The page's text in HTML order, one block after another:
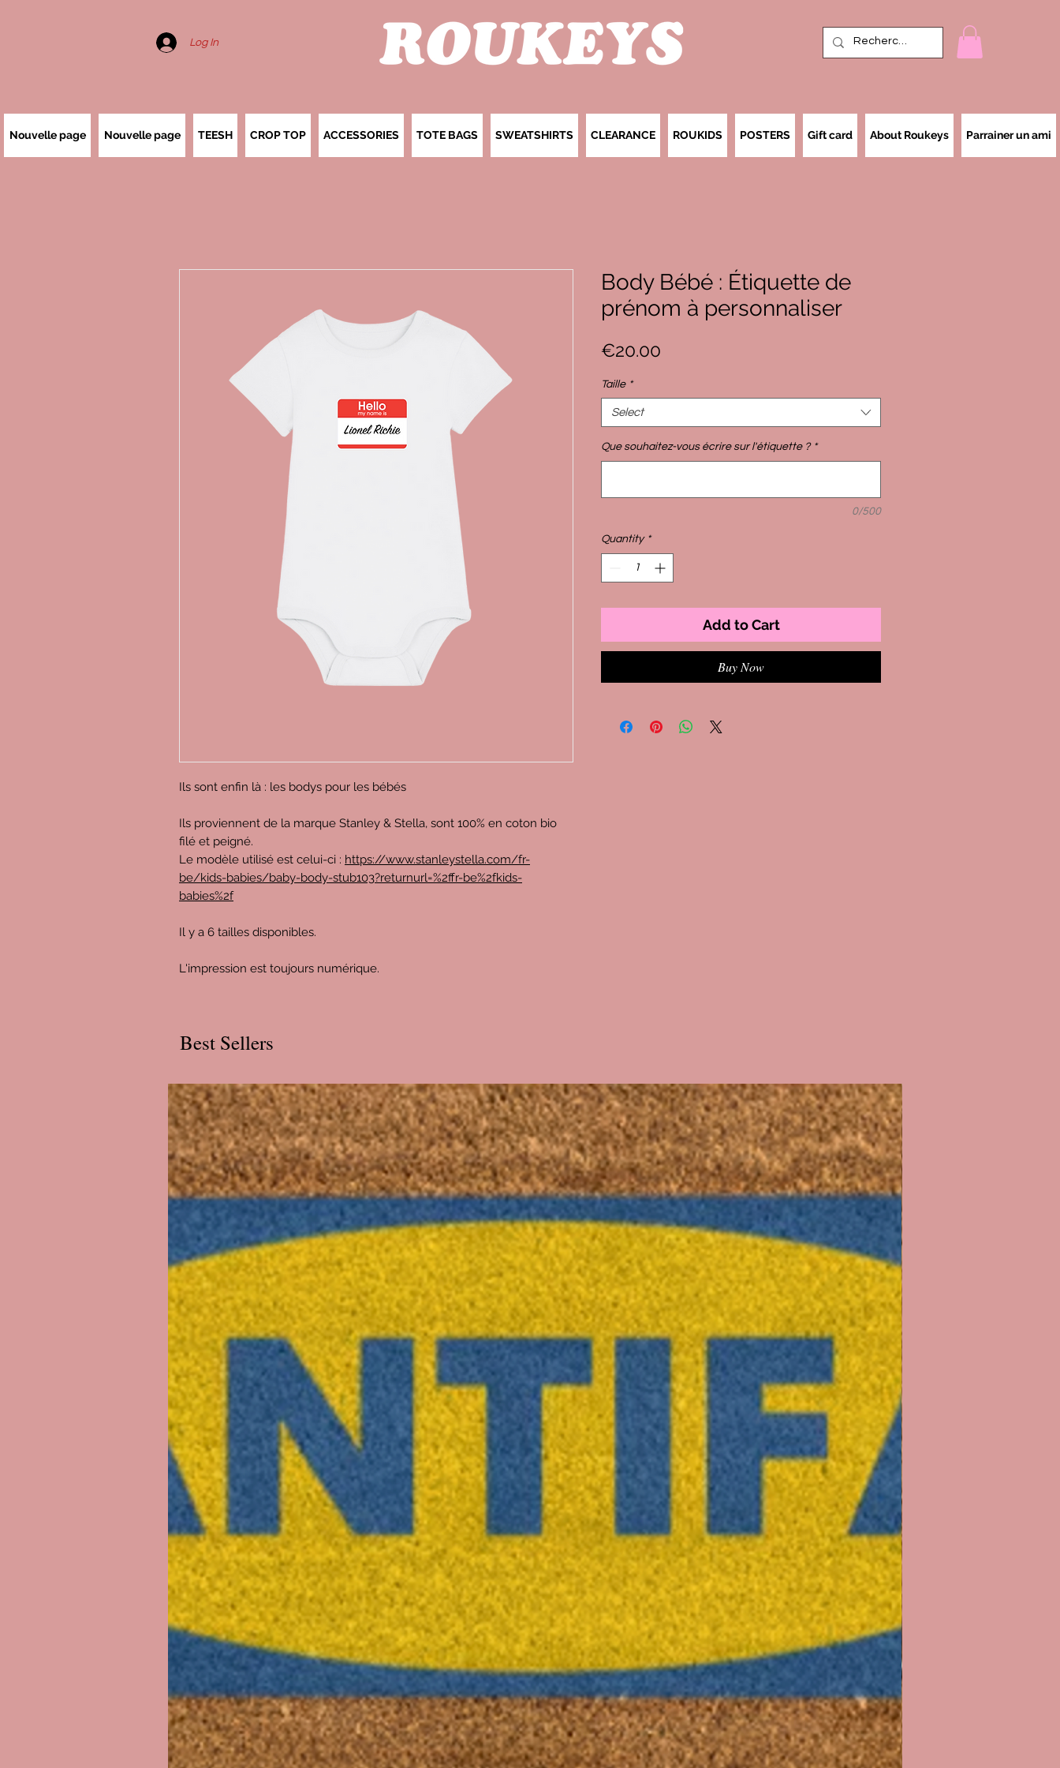
Log In
Nouvelle page Nouvelle page TEESH CROP TOP ACCESSORIES TOTE BAGS SWEATSHIRTS CLEARANCE ROUKIDS POSTERS Gift card About Roukeys Parrainer un ami
Ils sont enfin là : les bodys pour les bébés
Ils proviennent de la marque Stanley & Stella, sont 100% en coton bio
filé et peigné.
Le modèle utilisé est celui-ci : https://www.stanleystella.com/fr-
be/kids-babies/baby-body-stub103?returnurl=%2ffr-be%2fkids-
babies%2f
Il y a 6 tailles disponibles.
L'impression est toujours numérique.
Body Bébé : Étiquette de
prénom à personnaliser
€20.00
Taille *
Select
Que souhaitez-vous écrire sur l'étiquette ? *
0/500
Quantity *
Add to Cart
Buy Now
Best Sellers